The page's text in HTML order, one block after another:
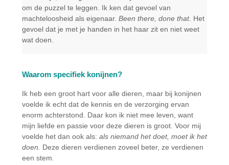
om de puzzel te leggen. Ik ken dat gevoel van
machteloosheid als eigenaar. Been there, done that. Het
gevoel dat je met je handen in het haar zit en niet weet
wat doen.
Waarom specifiek konijnen?
Ik heb een groot hart voor alle dieren, maar bij konijnen
voelde ik echt dat de kennis en de verzorging ervan
enorm achterstond. Daar kon ik niet mee leven, want
mijn liefde en passie voor deze dieren is groot. Voor mij
voelde het dan ook als: als niemand het doet, moet ik het
doen. Deze dieren verdienen zoveel beter, ze verdienen
een stem.